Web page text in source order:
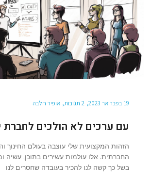
19 בפברואר 2023 2 תגובות אופיר חלבה
עם ערכים לא הולכים לחברת
הזהות המקצועית שלי עוצבה בעולם החינוך
החברתית. אלו עולמות עשירים בתוכן, עשיה
בשל כך קשה לנו להכיר בעובדה שחסרים לנו